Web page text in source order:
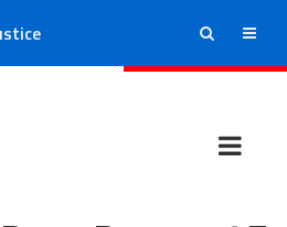
ricerca menu